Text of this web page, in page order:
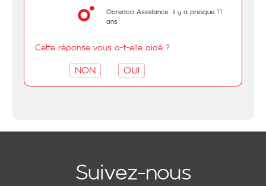
Ooredoo Assistance il y a presque 11
ans
Cette réponse vous a-t-elle aidé ?
NON OUI
Suivez-nous